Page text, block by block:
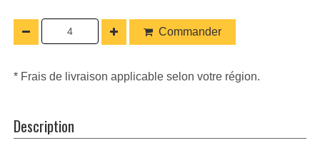
Commander
* Frais de livraison applicable selon votre région.
Description